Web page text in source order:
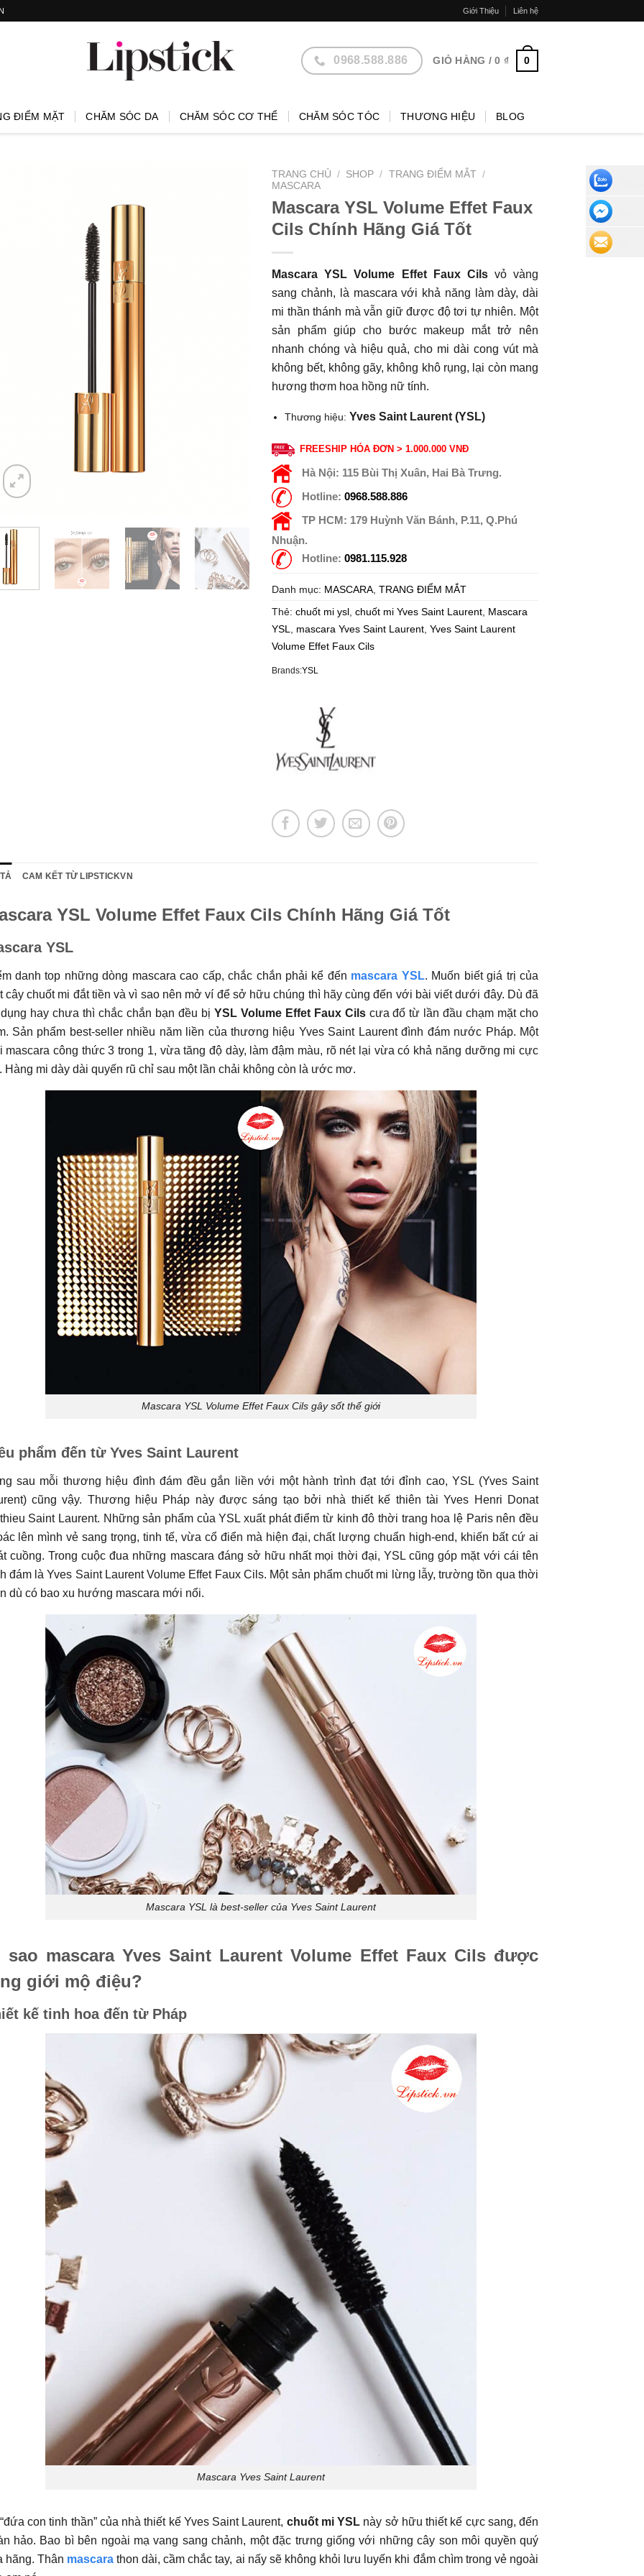
Giới Thiệu Liên hệ
0968.588.886 GIỎ HÀNG /0 ₫ 0
ĐIỂM MẶT CHĂM SÓC DA CHĂM SÓC CƠ THỂ CHĂM SÓC TÓC THƯƠNG HIỆU BLOG
TRANG CHỦ / SHOP / TRANG ĐIỂM MẮT /
MASCARA
Mascara YSL Volume Effet Faux
Cils Chính Hãng Giá Tốt
Mascara YSL Volume Effet Faux Cilsvỏ vàng
sang chảnh, là mascara với khả năng làm dày, dài
mi thần thánh mà vẫn giữ được độ tơi tự nhiên. Một
sản phẩm giúp cho bước makeup mắt trở nên
nhanh chóng và hiệu quả, cho mi dài cong vút mà
không bết, không gãy, không khô rụng, lại còn mang
hương thơm hoa hồng nữ tính.
Thương hiệu: Yves Saint Laurent (YSL)
FREESHIP HÓA ĐƠN > 1.000.000 VNĐ
Hà Nội: 115 Bùi Thị Xuân, Hai Bà Trưng.
Hotline:0968.588.886
TP HCM: 179 Huỳnh Văn Bánh, P.11, Q.Phú
Nhuận.
Hotline:0981.115.928
Danh mục: MASCARA ,TRANG ĐIỂM MẮT
Thẻ:chuốt mi ysl ,chuốt mi Yves Saint Laurent Mascara
YSL
mascara Yves Saint Laurent ,Yves Saint Laurent
Volume Effet Faux Cils
Brands:YSL
CAM KẾT TỪ LIPSTICKVN
YSL Volume Effet Faux Cils Chính Hãng Giá Tốt
YSL
danh top những dòng mascara cao cấp, chắc chắn phải kể đến mascara YSL. Muốn biết giá trị của
cây chuốt mi đắt tiền và vì sao nên mở ví để sở hữu chúng thì hãy cùng đến với bài viết dưới đây. Dù đã
hay chưa thì chắc chắn bạn đều bị YSL Volume Effet Faux Cils cưa đổ từ lần đầu chạm mặt cho
Sản phẩm best-seller nhiều năm liền của thương hiệu Yves Saint Laurent đình đám nước Pháp. Một
mascara công thức 3 trong 1, vừa tăng độ dày, làm đậm màu, rõ nét lại vừa có khả năng dưỡng mi cực
Hàng mi dày dài quyến rũ chỉ sau một lần chải không còn là ước mơ.
Mascara YSL Volume Effet Faux Cils gây sốt thế giới
phẩm đến từ Yves Saint Laurent
sau mỗi thương hiệu đình đám đều gắn liền với một hành trình đạt tới đỉnh cao, YSL (Yves Saint
cũng vậy. Thương hiệu Pháp này được sáng tạo bởi nhà thiết kế thiên tài Yves Henri Donat
Saint Laurent. Những sản phẩm của YSL xuất phát điểm từ kinh đô thời trang hoa lệ Paris nên đều
lên mình vẻ sang trọng, tinh tế, vừa cổ điển mà hiện đại, chất lượng chuẩn high-end, khiến bất cứ ai
cuồng. Trong cuộc đua những mascara đáng sở hữu nhất mọi thời đại, YSL cũng góp mặt với cái tên
đám là Yves Saint Laurent Volume Effet Faux Cils. Một sản phẩm chuốt mi lừng lẫy, trường tồn qua thời
dù có bao xu hướng mascara mới nổi.
Mascara YSL là best-seller của Yves Saint Laurent
sao mascara Yves Saint Laurent Volume Effet Faux Cils được
giới mộ điệu?
kế tinh hoa đến từ Pháp
Mascara Yves Saint Laurent
con tinh thần” của nhà thiết kế Yves Saint Laurent, chuốt mi YSL này sở hữu thiết kế cực sang, đến
hảo. Bao bì bên ngoài mạ vang sang chảnh, một đặc trưng giống với những cây son môi quyền quý
hãng. Thân mascarathon dài, cầm chắc tay, ai nấy sẽ không khỏi lưu luyến khi đắm chìm trong vẻ ngoài